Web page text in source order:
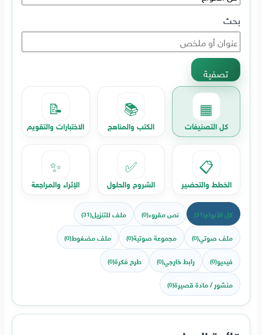
بحث
تصفية
▦
كل التصنيفات
📚
الكتب والمناهج
📝
الاختبارات والتقويم
📋
الخطط والتحضير
✅
الشروح والحلول
✨
الإثراء والمراجعة
كل الأنواع(31) نص مقروء(0) ملف للتنزيل(31)
ملف صوتي(0) مجموعة صوتية(0) ملف مضغوط(0)
فيديو(0) رابط خارجي(0) طرح فكرة(0)
منشور / مادة قصيرة(0)